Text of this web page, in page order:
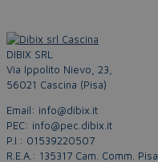
DIBIX SRL
Via Ippolito Nievo, 23,
56021 Cascina (Pisa)
Email: info@dibix.it
PEC: info@pec.dibix.it
P.I.: 01539220507
R.E.A.: 135317 Cam. Comm. Pisa